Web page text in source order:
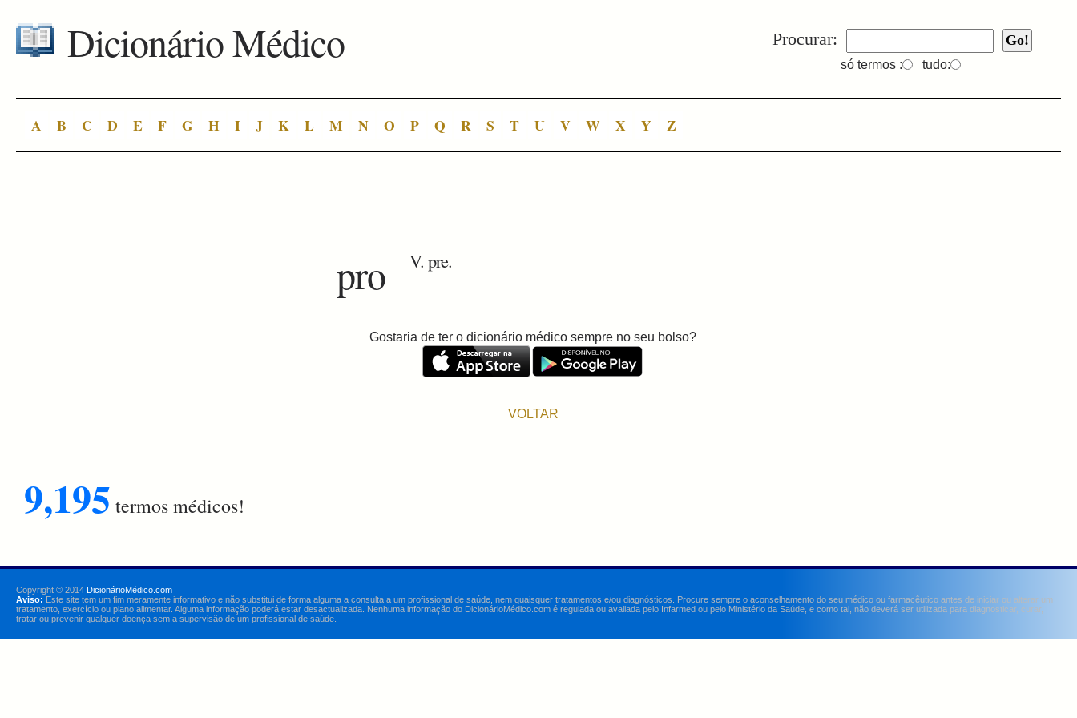
Procurar:
só termos : tudo:
Dicionário Médico
A B C D E F G H I J K L M N O P Q R S T U V W X Y Z
pro V. pre.
Gostaria de ter o dicionário médico sempre no seu bolso?
VOLTAR
9,195 termos médicos!
Copyright © 2014 DicionárioMédico.com
Aviso: Este site tem um fim meramente informativo e não substitui de forma alguma a consulta a um profissional de saúde, nem quaisquer tratamentos e/ou diagnósticos. Procure sempre o aconselhamento do seu médico ou farmacêutico antes de iniciar ou alterar um
tratamento, exercício ou plano alimentar. Alguma informação poderá estar desactualizada. Nenhuma informação do DicionárioMédico.com é regulada ou avaliada pelo Infarmed ou pelo Ministério da Saúde, e como tal, não deverá ser utilizada para diagnosticar, curar,
tratar ou prevenir qualquer doença sem a supervisão de um profissional de saúde.